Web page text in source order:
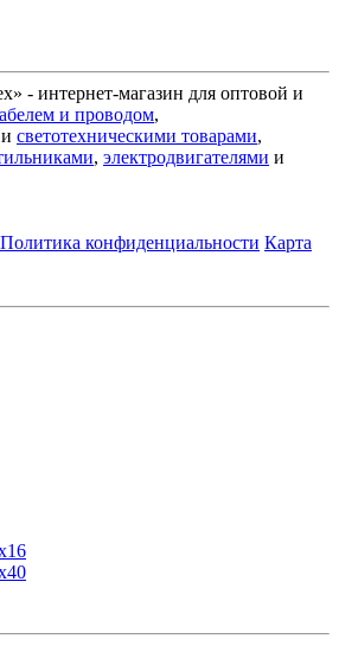
- интернет-магазин для оптовой и
и проводом,
светотехническими товарами,
, электродвигателями и
Политика конфиденциальности Карта